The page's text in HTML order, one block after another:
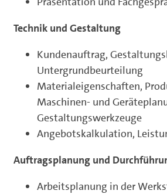
Technik und Gestaltung
Kundenauftrag,
Untergrundbeurteilung
Materialeigenschaften,
Maschinen- und
Gestaltungswerkzeuge
Angebotskalkulation,
Auftragsplanung und
Arbeitsplanung in der